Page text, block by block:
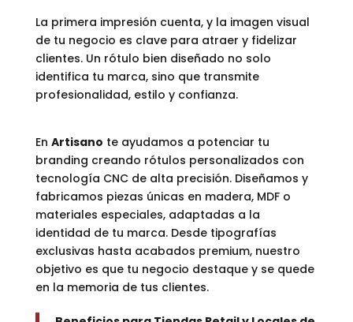
La primera impresión cuenta, y la imagen visual
de tu negocio es clave para atraer y fidelizar
clientes. Un rótulo bien diseñado no solo
identifica tu marca, sino que transmite
profesionalidad, estilo y confianza.
En Artisano te ayudamos a potenciar tu
branding creando rótulos personalizados con
tecnología CNC de alta precisión. Diseñamos y
fabricamos piezas únicas en madera, MDF o
materiales especiales, adaptadas a la
identidad de tu marca. Desde tipografías
exclusivas hasta acabados premium, nuestro
objetivo es que tu negocio destaque y se quede
en la memoria de tus clientes.